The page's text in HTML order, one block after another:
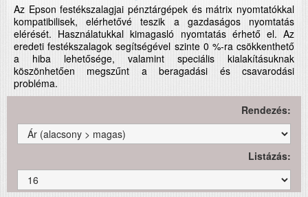
Az Epson festékszalagjai pénztárgépek és mátrix nyomtatókkal
kompatibilisek, elérhetővé teszik a gazdaságos nyomtatás
elérését. Használatukkal kimagasló nyomtatás érhető el. Az
eredeti festékszalagok segítségével szinte 0 %-ra csökkenthető
a hiba lehetősége, valamint speciális kialakításuknak
köszönhetően megszűnt a beragadási és csavarodási
probléma.
Rendezés:
Listázás: